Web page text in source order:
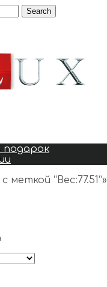
Search
подарок
меткой “Вес:77.51”»